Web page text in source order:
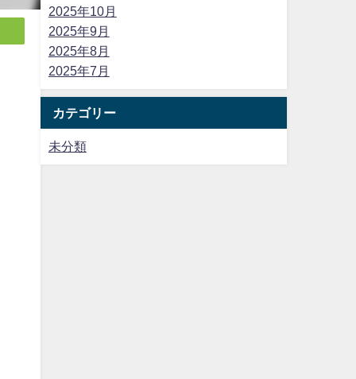
2025年10月
2025年9月
2025年8月
2025年7月
カテゴリー
未分類